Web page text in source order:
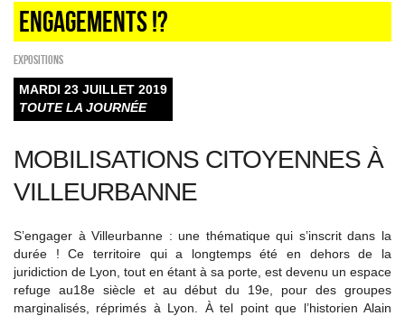
Engagements !?
EXPOSITIONS
MARDI 23 JUILLET 2019
TOUTE LA JOURNÉE
MOBILISATIONS CITOYENNES À
VILLEURBANNE
S’engager à Villeurbanne : une thématique qui s’inscrit dans la
durée ! Ce territoire qui a longtemps été en dehors de la
juridiction de Lyon, tout en étant à sa porte, est devenu un espace
refuge au18e siècle et au début du 19e, pour des groupes
marginalisés, réprimés à Lyon. À tel point que l’historien Alain